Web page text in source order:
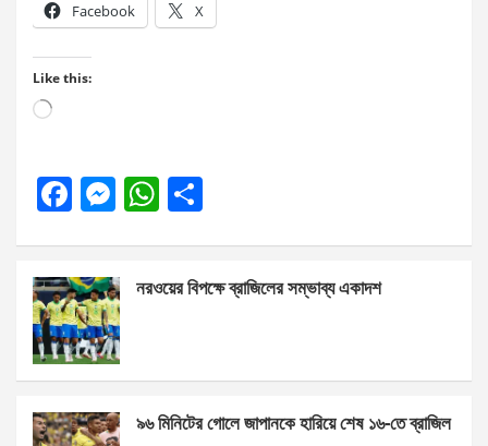
Facebook X
Like this:
Loading…
F
b
o
o
k
M
n
g
er
W
s
p
e
নরওয়ের বিপক্ষে ব্রাজিলের সম্ভাব্য একাদশ
৯৬ মিনিটের গোলে জাপানকে হারিয়ে শেষ ১৬-তে ব্রাজিল